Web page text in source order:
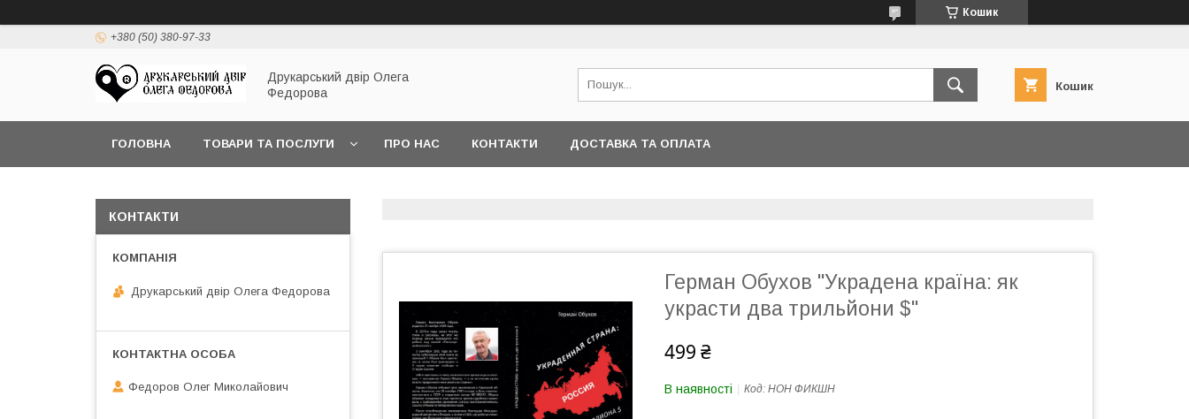
Кошик
+380 (50) 380-97-33
Друкарський двір Олега
Федорова
Кошик
ГОЛОВНА ТОВАРИ ТА ПОСЛУГИ ПРО НАС КОНТАКТИ ДОСТАВКА ТА ОПЛАТА
Герман Обухов "Украдена країна: як
украсти два трильйони $"
499 ₴
В наявності Код: НОН ФИКШН
КОНТАКТИ
Друкарський двір Олега Федорова
Федоров Олег Миколайович